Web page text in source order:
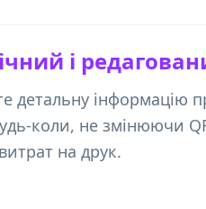
і
детальну інформацію
коли, не змінюючи
на друк.